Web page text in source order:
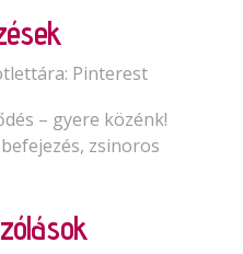
Pinterest
– gyere közénk!
zsinoros